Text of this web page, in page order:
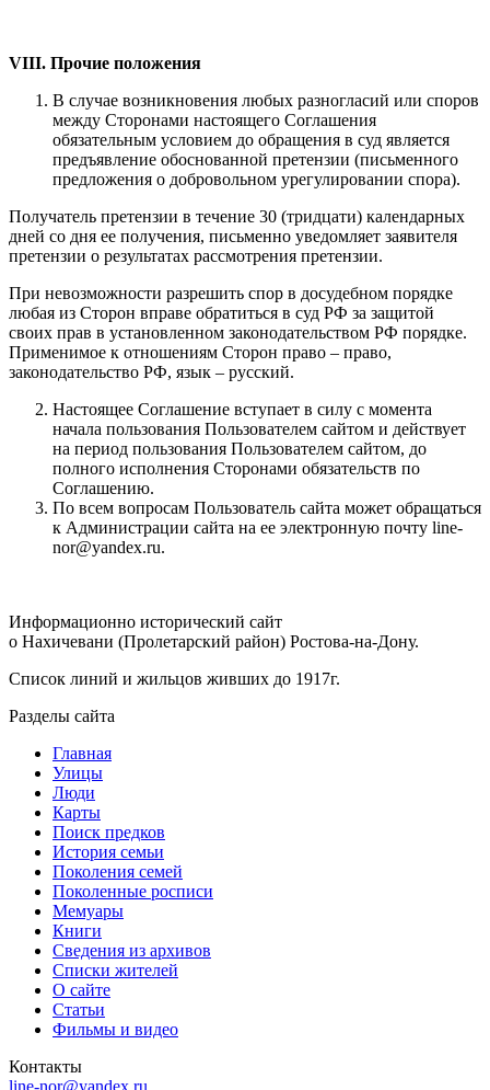
VIII. Прочие положения
В случае возникновения любых разногласий или споров
между Сторонами настоящего Соглашения
обязательным условием до обращения в суд является
предъявление обоснованной претензии (письменного
предложения о добровольном урегулировании спора).
Получатель претензии в течение 30 (тридцати) календарных
дней со дня ее получения, письменно уведомляет заявителя
претензии о результатах рассмотрения претензии.
При невозможности разрешить спор в досудебном порядке
любая из Сторон вправе обратиться в суд РФ за защитой
своих прав в установленном законодательством РФ порядке.
Применимое к отношениям Сторон право – право,
законодательство РФ, язык – русский.
Настоящее Соглашение вступает в силу с момента
начала пользования Пользователем сайтом и действует
на период пользования Пользователем сайтом, до
полного исполнения Сторонами обязательств по
Соглашению.
По всем вопросам Пользователь сайта может обращаться
к Администрации сайта на ее электронную почту line-
nor@yandex.ru.
Информационно исторический сайт
о Нахичевани (Пролетарский район) Ростова-на-Дону.
Список линий и жильцов живших до 1917г.
Разделы сайта
Главная
Улицы
Люди
Карты
Поиск предков
История семьи
Поколения семей
Поколенные росписи
Мемуары
Книги
Сведения из архивов
Списки жителей
О сайте
Статьи
Фильмы и видео
Контакты
line-nor@yandex.ru